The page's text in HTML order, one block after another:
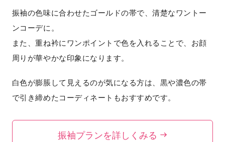
振袖の色味に合わせたゴールドの帯で、清楚なワントー
ンコーデに。
また、重ね衿にワンポイントで色を入れることで、お顔
周りが華やかな印象になります。
白色が膨脹して見えるのが気になる方は、黒や濃色の帯
で引き締めたコーディネートもおすすめです。
振袖プランを詳しくみる